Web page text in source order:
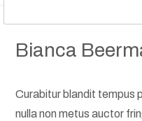
Bianca
Curabitur blandit tempus
nulla non metus auctor